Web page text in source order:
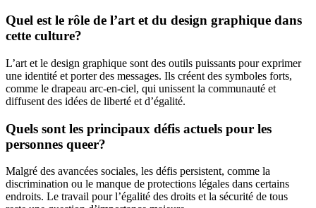
Quel est le rôle de l’art et du design graphique dans
cette culture?
L’art et le design graphique sont des outils puissants pour exprimer
une identité et porter des messages. Ils créent des symboles forts,
comme le drapeau arc-en-ciel, qui unissent la communauté et
diffusent des idées de liberté et d’égalité.
Quels sont les principaux défis actuels pour les
personnes queer?
Malgré des avancées sociales, les défis persistent, comme la
discrimination ou le manque de protections légales dans certains
endroits. Le travail pour l’égalité des droits et la sécurité de tous